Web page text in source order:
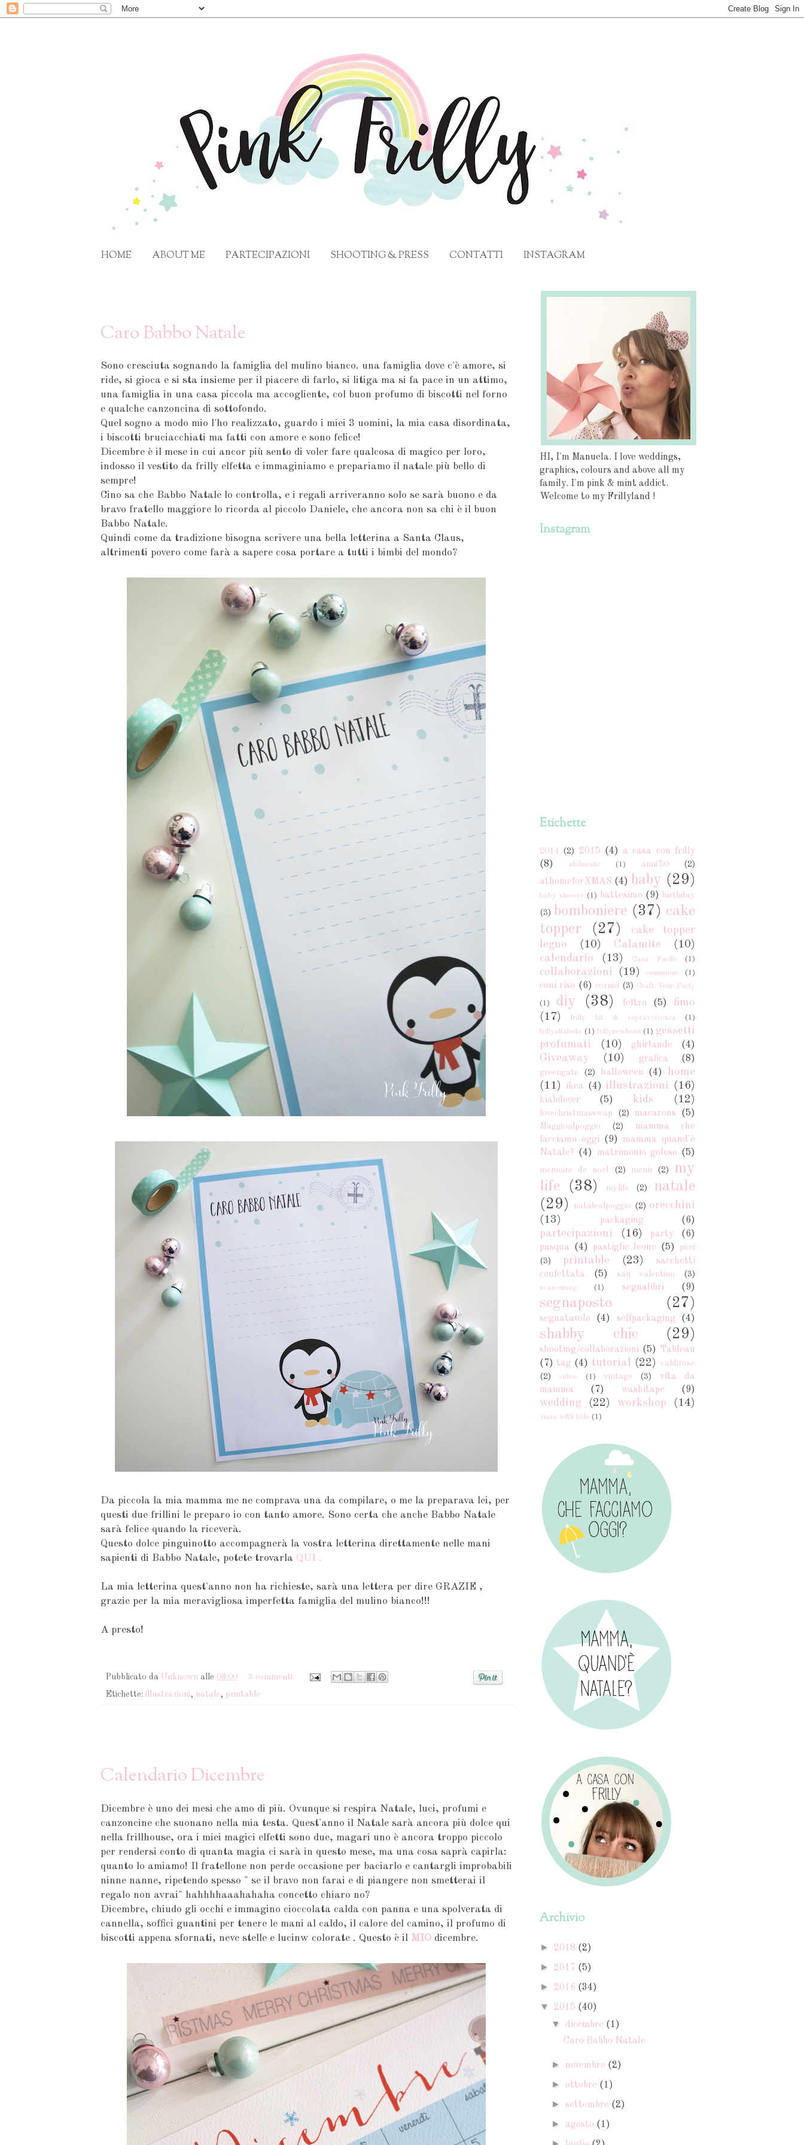
HOME ABOUT ME PARTECIPAZIONI SHOOTING & PRESS CONTATTI INSTAGRAM
Caro Babbo Natale
Sono cresciuta sognando la famiglia del mulino bianco. una famiglia dove c'è amore, si
ride, si gioca e si sta insieme per il piacere di farlo, si litiga ma si fa pace in un attimo,
una famiglia in una casa piccola ma accogliente, col buon profumo di biscotti nel forno
e qualche canzoncina di sottofondo.
Quel sogno a modo mio l'ho realizzato, guardo i miei 3 uomini, la mia casa disordinata,
i biscotti bruciacchiati ma fatti con amore e sono felice!
Dicembre è il mese in cui ancor più sento di voler fare qualcosa di magico per loro,
indosso il vestito da frilly elfetta e immaginiamo e prepariamo il natale più bello di
sempre!
Cino sa che Babbo Natale lo controlla, e i regali arriveranno solo se sarà buono e da
bravo fratello maggiore lo ricorda al piccolo Daniele, che ancora non sa chi è il buon
Babbo Natale.
Quindi come da tradizione bisogna scrivere una bella letterina a Santa Claus,
altrimenti povero come farà a sapere cosa portare a tutti i bimbi del mondo?
Da piccola la mia mamma me ne comprava una da compilare, o me la preparava lei, per
questi due frillini le preparo io con tanto amore. Sono certa che anche Babbo Natale
sarà felice quando la riceverà.
Questo dolce pinguinotto accompagnerà la vostra letterina direttamente nelle mani
sapienti di Babbo Natale, potete trovarla QUI .
La mia letterina quest'anno non ha richieste, sarà una lettera per dire GRAZIE ,
grazie per la mia meravigliosa imperfetta famiglia del mulino bianco!!!
A presto!
Pubblicato da Unknown alle 08:00 3 commenti:
Etichette: illustrazioni, natale, printable
Calendario Dicembre
Dicembre è uno dei mesi che amo di più. Ovunque si respira Natale, luci, profumi e
canzoncine che suonano nella mia testa. Quest'anno il Natale sarà ancora più dolce qui
nella frillhouse, ora i miei magici elfetti sono due, magari uno è ancora troppo piccolo
per rendersi conto di quanta magia ci sarà in questo mese, ma una cosa saprà capirla:
quanto lo amiamo! Il fratellone non perde occasione per baciarlo e cantargli improbabili
ninne nanne, ripetendo spesso " se il bravo non farai e di piangere non smetterai il
regalo non avrai" hahhhhaaahahaha concetto chiaro no?
Dicembre, chiudo gli occhi e immagino cioccolata calda con panna e una spolverata di
cannella, soffici guantini per tenere le mani al caldo, il calore del camino, il profumo di
biscotti appena sfornati, neve stelle e lucinw colorate . Questo è il MIO dicembre.
HI, I'm Manuela. I love weddings,
graphics, colours and above all my
family. I'm pink & mint addict.
Welcome to my Frillyland !
Instagram
Etichette
2014 (2) 2015 (4)
a casa con frilly
(8)
abilmente (1) anni'50 (2)
athomeforXMAS (4) baby (29)
baby shower (1) battesimo (9) birthday
(3) bomboniere (37) cake
topper
(27)
cake topper
legno
(10) Calamite
(10)
calendario
(13) Casa Facile (1)
collaborazioni (19) comunione (1)
coni riso (6) cornici (3) Craft Your Party
(1) diy (38) feltro (5)
fimo
(17)
frilly kit di sopravvivenza
(1)
frillyalfabeto (1) frillynewborn (1) gessetti
profumati
(10) ghirlande (4)
Giveaway (10) grafica (8)
greengate (2) halloween (4)
home
(11)
ikea (4) illustrazioni (16)
kiabilover (5) kids (12)
lovechristmasswap (2) macarons (5)
Maggioalpoggio (2)
mamma che
facciamo oggi (9)
mamma quand'è
Natale? (4) matrimonio goloso (5)
memoire de noel (2) menù (2)
my
life
(38) mylife (2)
natale
(29)
natalealpoggio (2) orecchini
(13)
packaging (6)
partecipazioni (16) party
(6)
pasqua
(4) pastiglie leone (5)
picci
(3)
printable (23)
sacchetti
confettata
(5) san valentino (3)
seasonmag (1) segnalibri (9)
segnaposto (27)
segnatavolo (4) selfpackaging (4)
shabby chic (29)
shooting/collaborazioni (5)
Tableau
(7) tag (4) tutorial (22)
valdirose
(2)
video (1) vintage (3)
vita da
mamma
(7) washitape (9)
wedding (22) workshop (14)
xmas with kids (1)
Archivio
► 2018 (2)
► 2017 (5)
► 2016 (34)
▼ 2015 (40)
▼ dicembre (1)
Caro Babbo Natale
► novembre (2)
► ottobre (1)
► settembre (2)
► agosto (1)